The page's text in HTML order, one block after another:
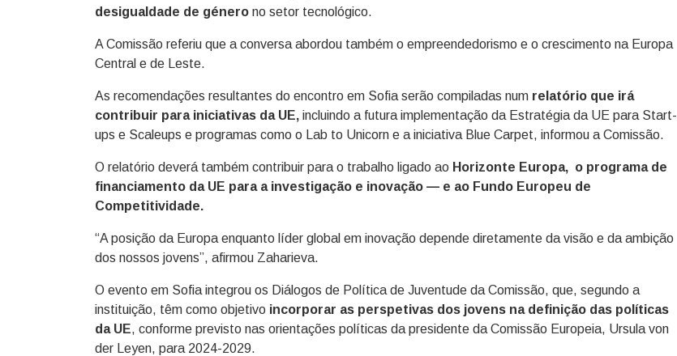
desigualdade de género no setor tecnológico.
A Comissão referiu que a conversa abordou também o empreendedorismo e o crescimento na Europa
Central e de Leste.
As recomendações resultantes do encontro em Sofia serão compiladas num relatório que irá
contribuir para iniciativas da UE, incluindo a futura implementação da Estratégia da UE para Start-
ups e Scaleups e programas como o Lab to Unicorn e a iniciativa Blue Carpet, informou a Comissão.
O relatório deverá também contribuir para o trabalho ligado ao Horizonte Europa, o programa de
financiamento da UE para a investigação e inovação — e ao Fundo Europeu de
Competitividade.
“A posição da Europa enquanto líder global em inovação depende diretamente da visão e da ambição
dos nossos jovens”, afirmou Zaharieva.
O evento em Sofia integrou os Diálogos de Política de Juventude da Comissão, que, segundo a
instituição, têm como objetivo incorporar as perspetivas dos jovens na definição das políticas
da UE, conforme previsto nas orientações políticas da presidente da Comissão Europeia, Ursula von
der Leyen, para 2024-2029.